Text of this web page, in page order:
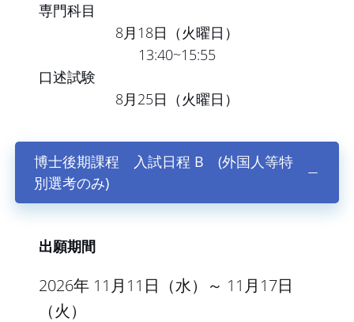
専門科目
8月18日（火曜日）
13:40~15:55
口述試験
8月25日（火曜日）
博士後期課程 入試日程 B (外国人等特
別選考のみ)
出願期間
2026年 11月11日（水）～ 11月17日
（火）